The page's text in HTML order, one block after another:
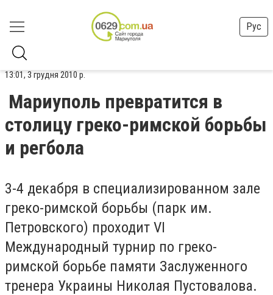
Рус
13:01, 3 грудня 2010 р.
Мариуполь превратится в
столицу греко-римской борьбы
и регбола
3-4 декабря в специализированном зале
греко-римской борьбы (парк им.
Петровского) проходит VI
Международный турнир по греко-
римской борьбе памяти Заслуженного
тренера Украины Николая Пустовалова.